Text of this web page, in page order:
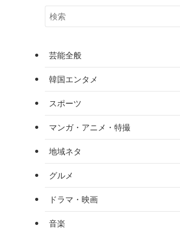
芸能全般
韓国エンタメ
スポーツ
マンガ・アニメ・特撮
地域ネタ
グルメ
ドラマ・映画
音楽